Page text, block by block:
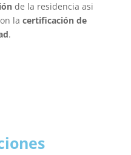
de la residencia asi
la certificación de
.